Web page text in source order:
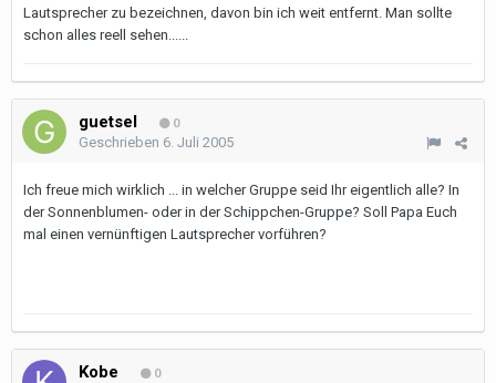
Lautsprecher zu bezeichnen, davon bin ich weit entfernt. Man sollte
schon alles reell sehen......
guetsel 0
Geschrieben 6. Juli 2005
Ich freue mich wirklich ... in welcher Gruppe seid Ihr eigentlich alle? In
der Sonnenblumen- oder in der Schippchen-Gruppe? Soll Papa Euch
mal einen vernünftigen Lautsprecher vorführen?
Kobe 0